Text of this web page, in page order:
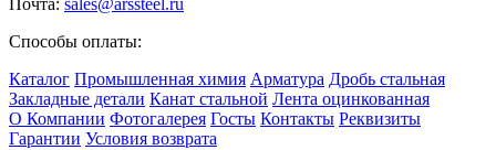
Способы оплаты:
Каталог Промышленная химия Арматура Дробь стальная
Закладные детали Канат стальной Лента оцинкованная
О Компании Фотогалерея Госты Контакты Реквизиты
Гарантии Условия возврата